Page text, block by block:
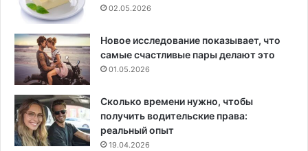
02.05.2026
Новое исследование показывает, что
самые счастливые пары делают это
01.05.2026
Сколько времени нужно, чтобы
получить водительские права:
реальный опыт
19.04.2026